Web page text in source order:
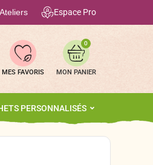
Ateliers Espace Pro
MES FAVORIS
0
PERSONNALISÉS